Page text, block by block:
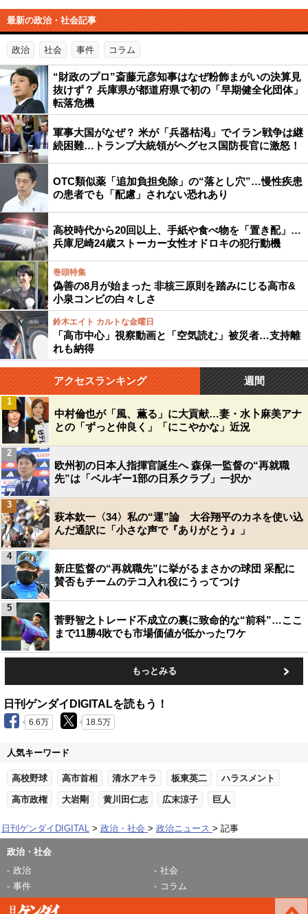
最新の政治・社会記事
政治 社会 事件 コラム
“財政のプロ”斎藤元彦知事はなぜ粉飾まがいの決算見
抜けず？ 兵庫県が都道府県で初の「早期健全化団体」
転落危機
軍事大国がなぜ？ 米が「兵器枯渇」でイラン戦争は継
続困難…トランプ大統領がヘグセス国防長官に激怒！
OTC類似薬「追加負担免除」の“落とし穴”…慢性疾患
の患者でも「配慮」されない恐れあり
高校時代から20回以上、手紙や食べ物を「置き配」…
兵庫尼崎24歳ストーカー女性オドロキの犯行動機
巻頭特集
偽善の8月が始まった 非核三原則を踏みにじる高市&
小泉コンビの白々しさ
鈴木エイト カルトな金曜日
「高市中心」視察動画と「空気読む」被災者…支持離
れも納得
アクセスランキング 週間
中村倫也が「風、薫る」に大貢献…妻・水卜麻美アナ
との「ずっと仲良く」「にこやかな」近況
1
欧州初の日本人指揮官誕生へ 森保一監督の“再就職
先”は「ベルギー1部の日系クラブ」一択か
2
萩本欽一〈34〉私の“運”論 大谷翔平のカネを使い込
んだ通訳に「小さな声で『ありがとう』」
3
新庄監督の“再就職先”に挙がるまさかの球団 采配に
賛否もチームのテコ入れ役にうってつけ
4
菅野智之トレード不成立の裏に致命的な“前科”…ここ
まで11勝4敗でも市場価値が低かったワケ
5
もっとみる
日刊ゲンダイDIGITALを読もう！
6.6万 18.5万
人気キーワード
高校野球 高市首相 清水アキラ 板東英二 ハラスメント
高市政権 大岩剛 黄川田仁志 広末涼子 巨人
日刊ゲンダイDIGITAL 政治・社会 政治ニュース 記事
政治・社会
政治
社会
事件
コラム